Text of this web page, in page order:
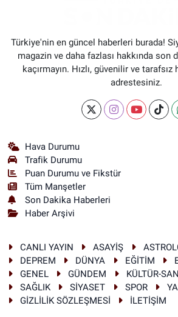
Türkiye'nin en güncel haberleri burada!
magazin ve daha fazlası hakkında son
kaçırmayın. Hızlı, güvenilir ve
adrestesiniz.
Hava Durumu
Trafik Durumu
Puan Durumu ve Fikstür
Tüm Manşetler
Son Dakika Haberleri
Haber Arşivi
CANLI YAYIN ASAYİŞ
DEPREM
DÜNYA EĞİTİM
GENEL
GÜNDEM KÜLTÜR-
SAĞLIK
SİYASET SPOR
GİZLİLİK SÖZLEŞMESİ
İLETİŞİM